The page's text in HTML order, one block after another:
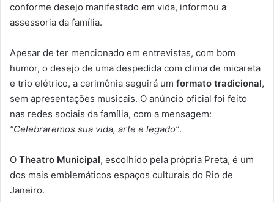
conforme desejo manifestado em vida, informou a
assessoria da família.
Apesar de ter mencionado em entrevistas, com bom
humor, o desejo de uma despedida com clima de micareta
e trio elétrico, a cerimônia seguirá um formato tradicional,
sem apresentações musicais. O anúncio oficial foi feito
nas redes sociais da família, com a mensagem:
“Celebraremos sua vida, arte e legado”.
O Theatro Municipal, escolhido pela própria Preta, é um
dos mais emblemáticos espaços culturais do Rio de
Janeiro.